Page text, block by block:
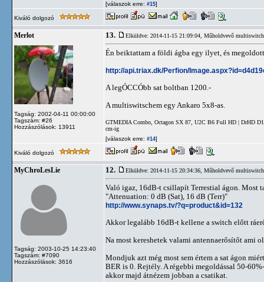
[válaszok erre: #15]
Kiváló dolgozó
Merlot
Tagság: 2002-04-11 00:00:00
Tagszám: #26
Hozzászólások: 13911
13. Elküldve: 2014-11-15 21:09:04, Műholdvevő multiswitch
Én beiktattam a földi ágba egy ilyet, és
http://api.triax.dk/Perfion/
A legÓCCÓbb sat boltban 1200.-
A multiswitschem egy Ankaro 5x8-as.
GTMEDIA Combo, Octagon SX 87, U2C B6 Full HD | DrHD
cm-ig
[válaszok erre: #14]
Kiváló dolgozó
MyChroLesLie
Tagság: 2003-10-25 14:23:40
Tagszám: #7090
Hozzászólások: 3616
12. Elküldve: 2014-11-15 20:34:36, Műholdvevő multiswitch
Való igaz, 16dB-t csillapít Terrestial ágon. Most
"Attenuation: 0 dB (Sat), 16 dB (Terr)"
http://www.synaps.tv/?q=product&id=132
Akkor legalább 16dB-t kellene a switch előtt
Na most kereshetek valami antennaerősítőt ami
Mondjuk azt még most sem értem a sat ágon
BER is 0. Rejtély. A régebbi megoldással 50-
akkor majd átnézem jobban a csatikat.